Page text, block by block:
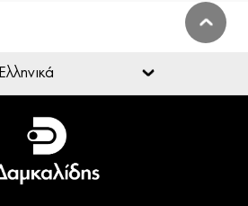
Ελληνικά
Ελληνικά
English